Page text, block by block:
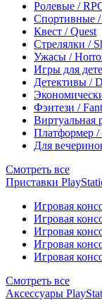
Ролевые /
Спортивные /
Квест / Quest
Стрелялки /
Ужасы /
Игры для
Детективы /
Фэнтези /
Виртуальная
Платформер /
Для
Смотреть все
Приставки
Игровая
Игровая
Игровая
Игровая
Игровая
Смотреть все
Аксессуары